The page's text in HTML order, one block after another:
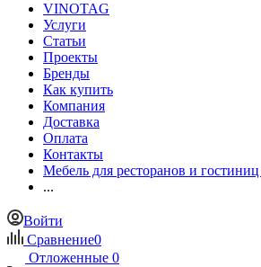
VINOTAG
Услуги
Статьи
Проекты
Бренды
Как купить
Компания
Доставка
Оплата
Контакты
Мебель для ресторанов и гостиниц
...
Войти
Сравнение0
Отложенные 0